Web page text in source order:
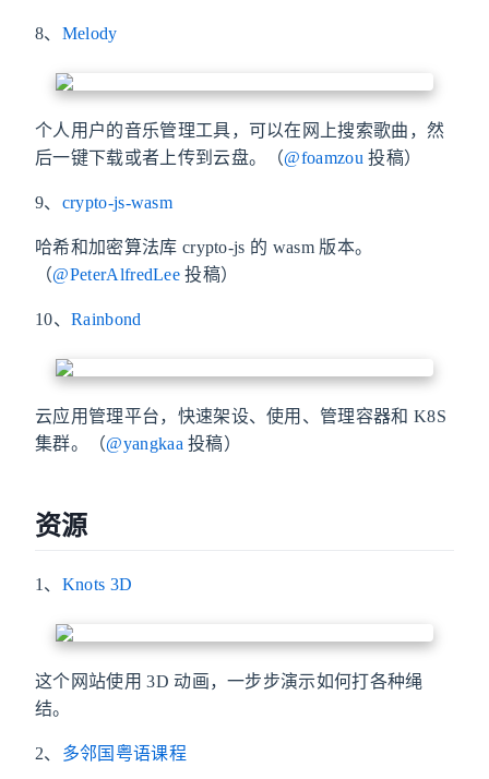
8、 Melody
个人用户的音乐管理工具，可以在网上搜索歌曲，然
后一键下载或者上传到云盘。（@foamzou 投稿）
9、 crypto-js-wasm
哈希和加密算法库 crypto-js 的 wasm 版本。
（@PeterAlfredLee 投稿）
10、 Rainbond
云应用管理平台，快速架设、使用、管理容器和 K8S
集群。（@yangkaa 投稿）
资源
1、 Knots 3D
这个网站使用 3D 动画，一步步演示如何打各种绳
结。
2、 多邻国粤语课程